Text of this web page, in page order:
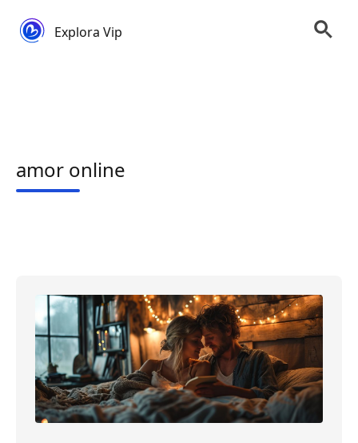
Explora Vip
amor online